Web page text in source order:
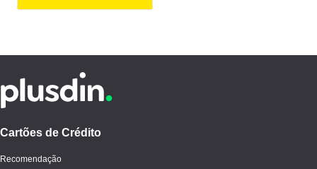
Cartões de Crédito
Recomendação